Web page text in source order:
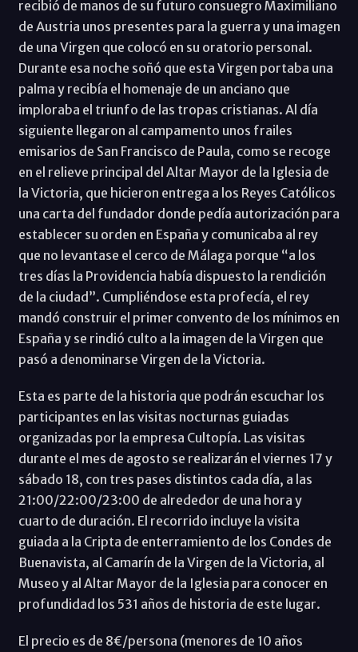
recibió de manos de su futuro consuegro Maximiliano
de Austria unos presentes para la guerra y una imagen
de una Virgen que colocó en su oratorio personal.
Durante esa noche soñó que esta Virgen portaba una
palma y recibía el homenaje de un anciano que
imploraba el triunfo de las tropas cristianas. Al día
siguiente llegaron al campamento unos frailes
emisarios de San Francisco de Paula, como se recoge
en el relieve principal del Altar Mayor de la Iglesia de
la Victoria, que hicieron entrega a los Reyes Católicos
una carta del fundador donde pedía autorización para
establecer su orden en España y comunicaba al rey
que no levantase el cerco de Málaga porque “a los
tres días la Providencia había dispuesto la rendición
de la ciudad”. Cumpliéndose esta profecía, el rey
mandó construir el primer convento de los mínimos en
España y se rindió culto a la imagen de la Virgen que
pasó a denominarse Virgen de la Victoria.
Esta es parte de la historia que podrán escuchar los
participantes en las visitas nocturnas guiadas
organizadas por la empresa Cultopía. Las visitas
durante el mes de agosto se realizarán el viernes 17 y
sábado 18, con tres pases distintos cada día, a las
21:00/22:00/23:00 de alrededor de una hora y
cuarto de duración. El recorrido incluye la visita
guiada a la Cripta de enterramiento de los Condes de
Buenavista, al Camarín de la Virgen de la Victoria, al
Museo y al Altar Mayor de la Iglesia para conocer en
profundidad los 531 años de historia de este lugar.
El precio es de 8€/persona (menores de 10 años